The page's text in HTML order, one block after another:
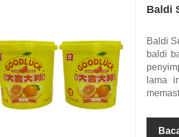
Baldi
Baldi
baldi
lama